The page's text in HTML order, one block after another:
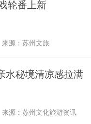
轮番上新
来源：苏州文旅
水秘境清凉感拉满
来源：苏州文化旅游资讯